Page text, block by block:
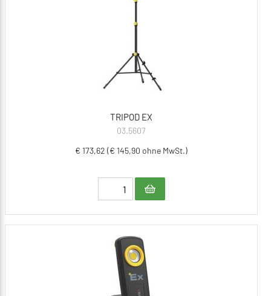
TRIPOD EX
03.5607
€ 173,62 (€ 145,90 ohne MwSt.)